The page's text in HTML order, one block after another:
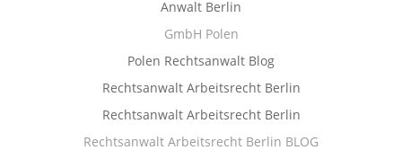
Anwalt Berlin
GmbH Polen
Polen Rechtsanwalt Blog
Rechtsanwalt Arbeitsrecht Berlin
Rechtsanwalt Arbeitsrecht Berlin
Rechtsanwalt Arbeitsrecht Berlin BLOG